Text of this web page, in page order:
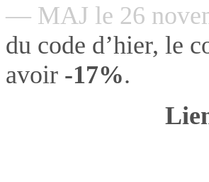
— MAJ le 26
du code d’hier, le
avoir -17%.